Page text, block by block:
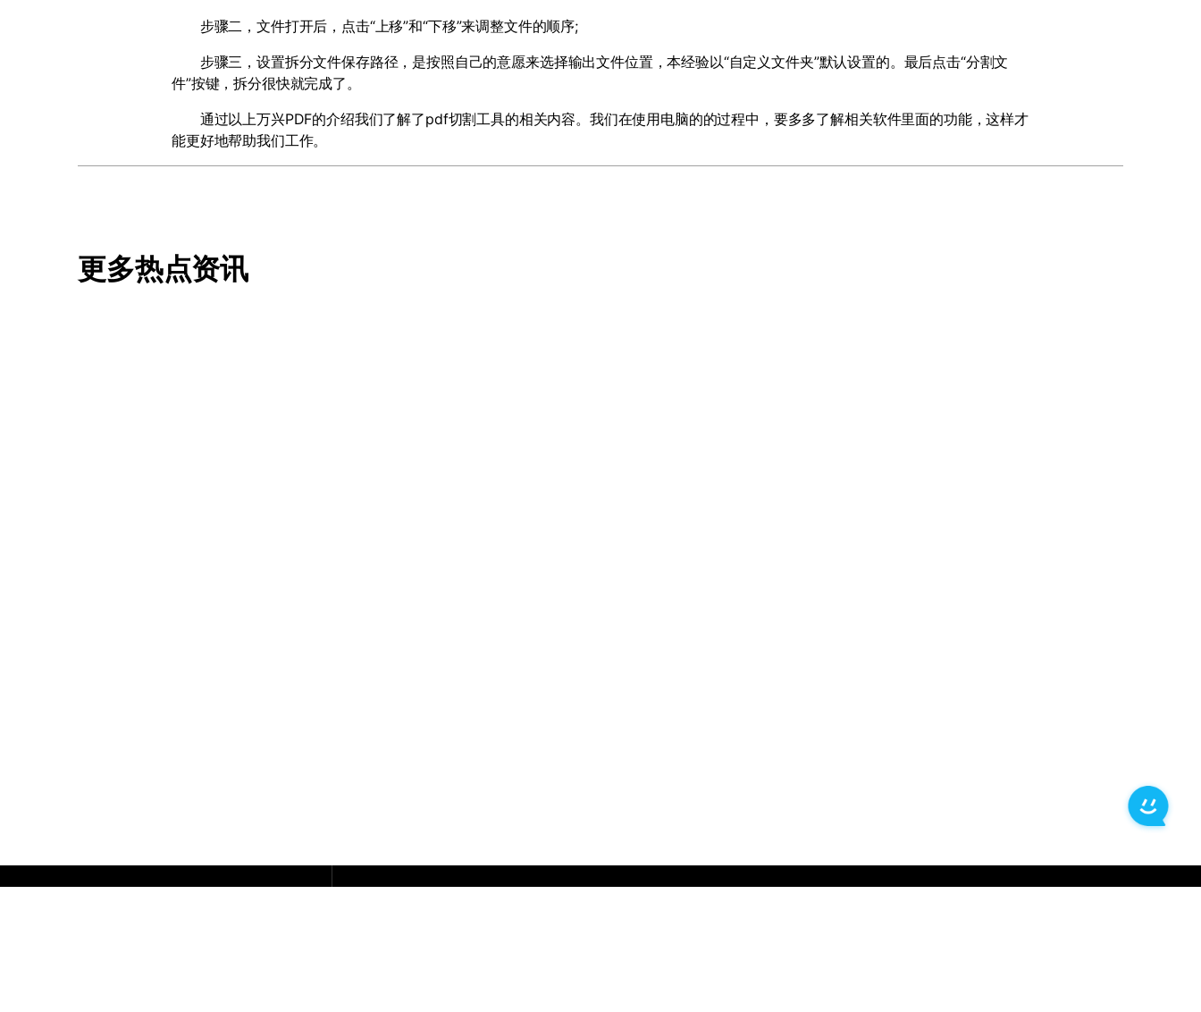
步骤二，文件打开后，点击“上移”和“下移”来调整文件的顺序;
步骤三，设置拆分文件保存路径，是按照自己的意愿来选择输出文件位置，本经验以“自定义文件夹”默认设置的。最后点击“分割文
件”按键，拆分很快就完成了。
通过以上万兴PDF的介绍我们了解了pdf切割工具的相关内容。我们在使用电脑的的过程中，要多多了解相关软件里面的功能，这样才
能更好地帮助我们工作。
更多热点资讯